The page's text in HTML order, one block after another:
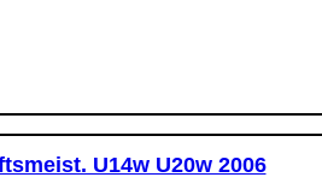
U14w U20w 2006